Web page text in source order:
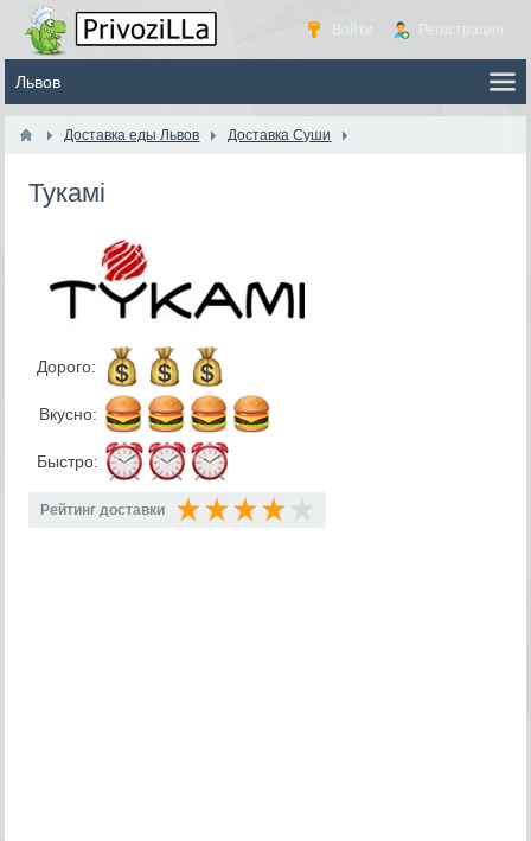
Войти Регистрация
Доставка еды Львов Доставка Суши
Тукамі
Дорого:
Вкусно:
Быстро:
Рейтинг доставки